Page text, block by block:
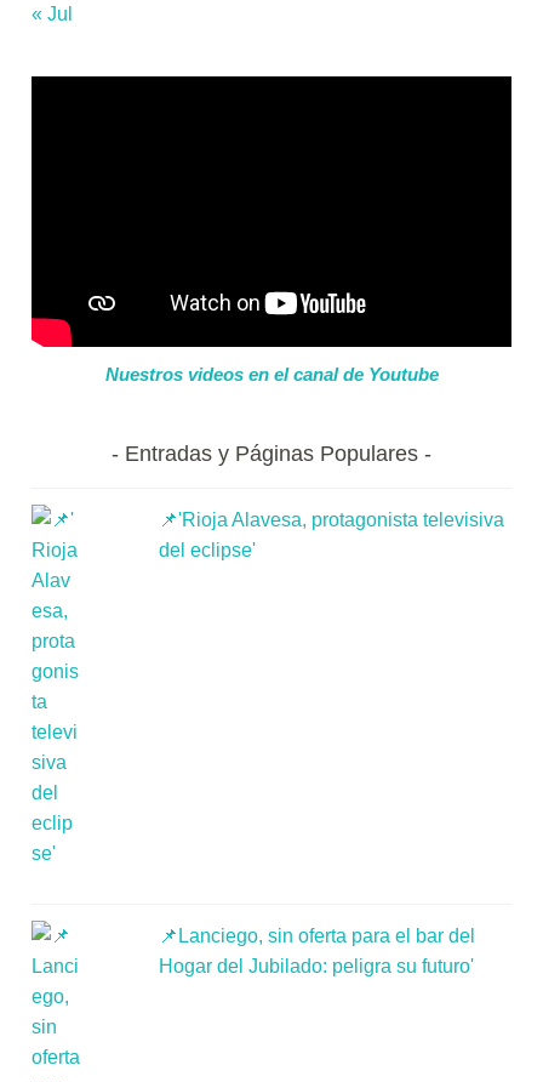
« Jul
Nuestros videos en el canal de Youtube
Entradas y Páginas Populares
📌'Rioja Alavesa, protagonista televisiva
del eclipse'
📌Lanciego, sin oferta para el bar del
Hogar del Jubilado: peligra su futuro'